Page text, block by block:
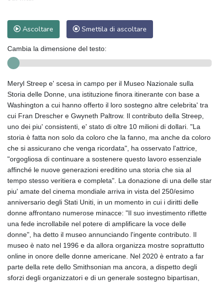
Ascoltare Smettila di ascoltare
Cambia la dimensione del testo:
Meryl Streep e' scesa in campo per il Museo Nazionale sulla
Storia delle Donne, una istituzione finora itinerante con base a
Washington a cui hanno offerto il loro sostegno altre celebrita' tra
cui Fran Drescher e Gwyneth Paltrow. Il contributo della Streep,
uno dei piu' consistenti, e' stato di oltre 10 milioni di dollari. "La
storia è fatta non solo da coloro che la fanno, ma anche da coloro
che si assicurano che venga ricordata", ha osservato l'attrice,
"orgogliosa di continuare a sostenere questo lavoro essenziale
affinché le nuove generazioni ereditino una storia che sia al
tempo stesso veritiera e completa". La donazione di una delle star
piu' amate del cinema mondiale arriva in vista del 250/esimo
anniversario degli Stati Uniti, in un momento in cui i diritti delle
donne affrontano numerose minacce: "Il suo investimento riflette
una fede incrollabile nel potere di amplificare la voce delle
donne", ha detto il museo annunciando l'ingente contributo. Il
museo è nato nel 1996 e da allora organizza mostre soprattutto
online in onore delle donne americane. Nel 2020 è entrato a far
parte della rete dello Smithsonian ma ancora, a dispetto degli
sforzi degli organizzatori e di un generale sostegno bipartisan,